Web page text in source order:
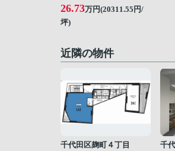
26.73万円(20311.55円/
坪)
近隣の物件
千代田区麹町４丁目